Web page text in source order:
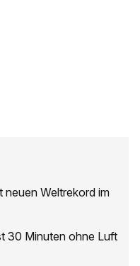
neuen Weltrekord im
30 Minuten ohne Luft